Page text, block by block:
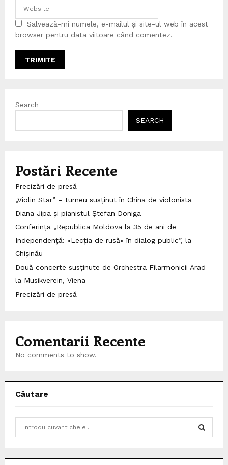
Salvează-mi numele, e-mailul și site-ul web în acest
browser pentru data viitoare când comentez.
Search
SEARCH
Postări Recente
Precizări de presă
„Violin Star” – turneu susținut în China de violonista
Diana Jipa și pianistul Ștefan Doniga
Conferința „Republica Moldova la 35 de ani de
Independență: «Lecția de rusă» în dialog public”, la
Chișinău
Două concerte susținute de Orchestra Filarmonicii Arad
la Musikverein, Viena
Precizări de presă
Comentarii Recente
No comments to show.
Căutare